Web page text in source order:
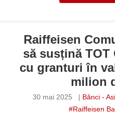
Raiffeisen
să susțină TOT
cu granturi în
milion
30 mai 2025 | Bănci -
#Raiffeisen